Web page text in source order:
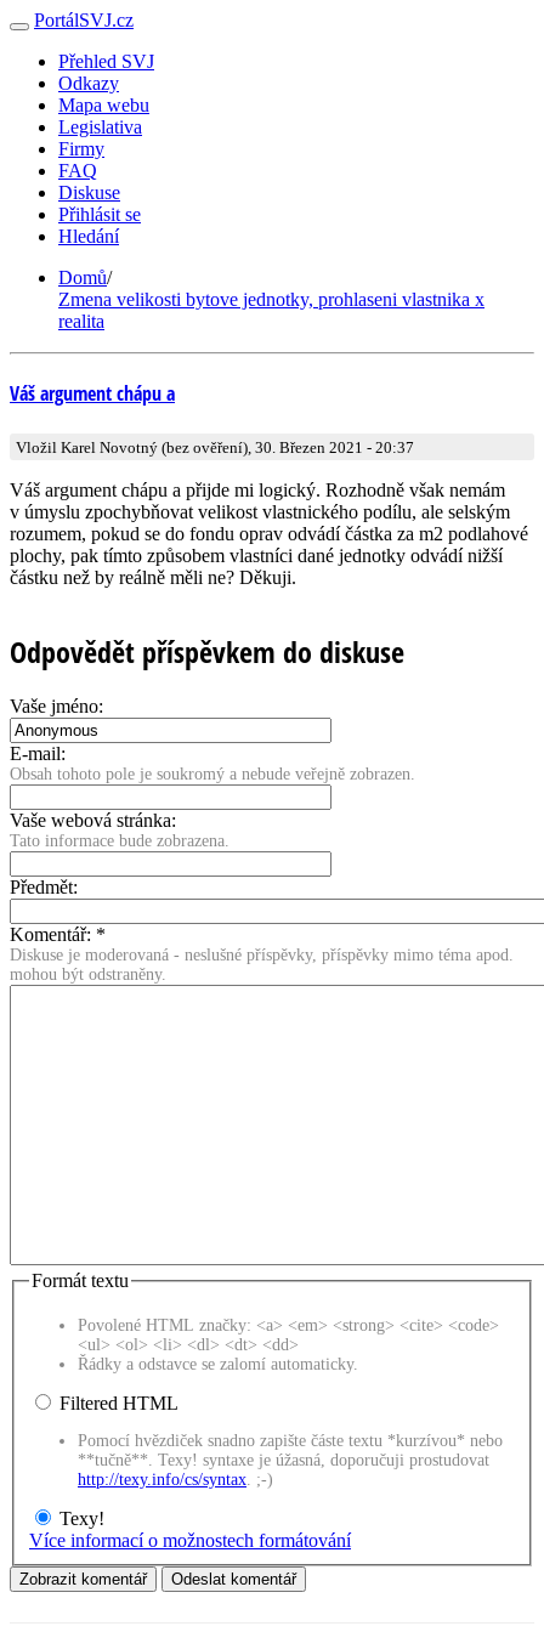
PortálSVJ.cz
Přehled SVJ
Odkazy
Mapa webu
Legislativa
Firmy
FAQ
Diskuse
Přihlásit se
Hledání
Domů/
Zmena velikosti bytove jednotky, prohlaseni vlastnika x
realita
Váš argument chápu a
Vložil Karel Novotný (bez ověření), 30. Březen 2021 - 20:37
Váš argument chápu a přijde mi logický. Rozhodně však nemám
v úmyslu zpochybňovat velikost vlastnického podílu, ale selským
rozumem, pokud se do fondu oprav odvádí částka za m2 podlahové
plochy, pak tímto způsobem vlastníci dané jednotky odvádí nižší
částku než by reálně měli ne? Děkuji.
Odpovědět příspěvkem do diskuse
Vaše jméno:
E-mail:
Obsah tohoto pole je soukromý a nebude veřejně zobrazen.
Vaše webová stránka:
Tato informace bude zobrazena.
Předmět:
Komentář: *
Diskuse je moderovaná - neslušné příspěvky, příspěvky mimo téma apod.
mohou být odstraněny.
Formát textu
Povolené HTML značky: <a> <em> <strong> <cite> <code>
<ul> <ol> <li> <dl> <dt> <dd>
Řádky a odstavce se zalomí automaticky.
Filtered HTML
Pomocí hvězdiček snadno zapište částe textu *kurzívou* nebo
**tučně**. Texy! syntaxe je úžasná, doporučuji prostudovat
http://texy.info/cs/syntax . ;-)
Texy!
Více informací o možnostech formátování